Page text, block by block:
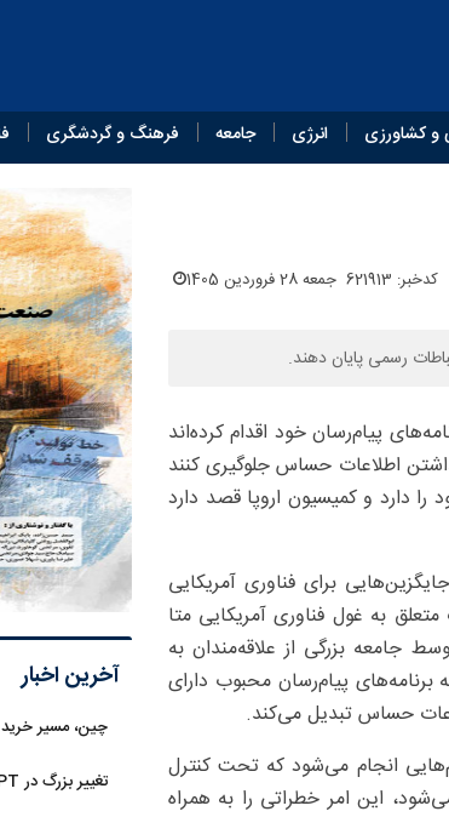
و کشاورزی انرژی جامعه فرهنگ و گردشگری
کدخبر: 621913 جمعه 28 فروردین 1405
رسمی پایان دهند.
پیام‌رسان خود اقدام کرده‌اند
اطلاعات حساس جلوگیری کنند
را دارد و کمیسیون اروپا قصد دارد
برای فناوری آمریکایی
به غول فناوری آمریکایی متا
جامعه بزرگی از علاقه‌مندان به
برنامه‌های پیام‌رسان محبوب دارای
حساس تبدیل می‌کند.
انجام می‌شود که تحت کنترل
این امر خطراتی را به همراه
آخرین اخبار
چین، مسیر
تغییر بزرگ در ChatGPT / چت متنی نامحدود و رایگان